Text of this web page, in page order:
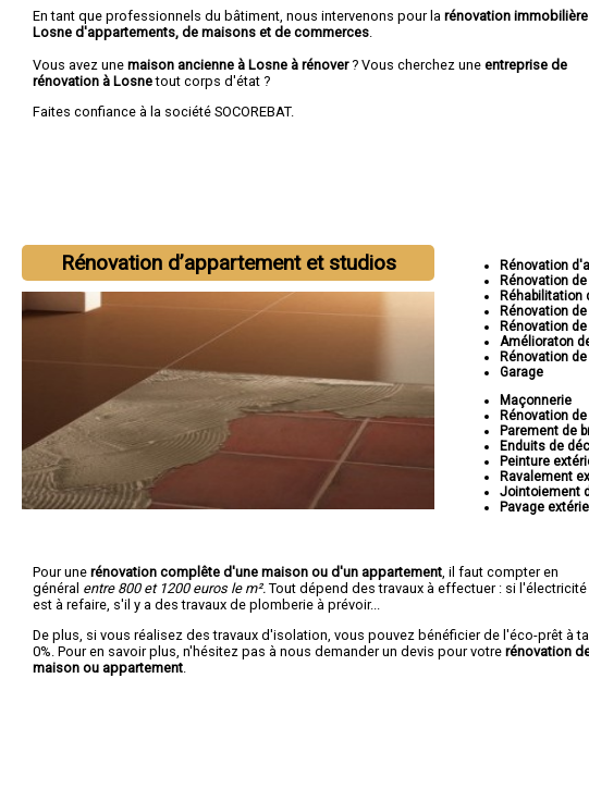
En tant que professionnels du bâtiment, nous intervenons pour la rénovation
Losne d'appartements, de maisons et de commerces
Vous avez une maison ancienne à Losne à rénover? Vous cherchez une entreprise de
rénovation à Losnetout corps d'état ?
Faites confiance à la société SOCOREBAT.
Rénovation d’appartement et studios
Rénovation
Rénovation
Réhabilitation
Rénovation
Rénovation
Amélioraton
Rénovation
Garage
Maçonnerie
Rénovation
Parement de
Enduits de
Peinture
Ravalement
Jointoiement
Pavage
Pour une rénovation complête d'une maison ou d'un appartement , il faut compter en
général entre 800 et 1200 euros le m². Tout dépend des travaux à effectuer : si l'électricité
est à refaire, s'il y a des travaux de plomberie à prévoir...
De plus, si vous réalisez des travaux d'isolation, vous pouvez bénéficier de l'éco-prêt à
0%. Pour en savoir plus, n'hésitez pas à nous demander un devis pour votre rénovation
maison ou appartement